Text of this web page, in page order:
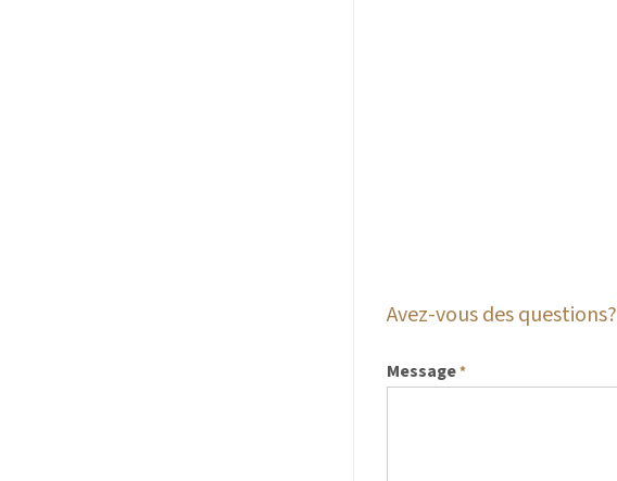
Avez-vous des questions?
Message*